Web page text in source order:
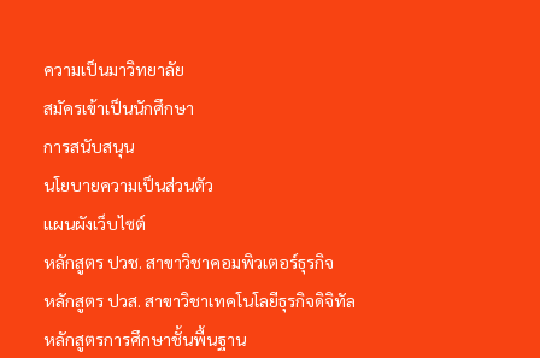
ความเป็นมาวิทยาลัย
สมัครเข้าเป็นนักศึกษา
การสนับสนุน
นโยบายความเป็นส่วนตัว
แผนผังเว็บไซต์
หลักสูตร ปวช. สาขาวิชาคอมพิวเตอร์ธุรกิจ
หลักสูตร ปวส. สาขาวิชาเทคโนโลยีธุรกิจดิจิทัล
หลักสูตรการศึกษาชั้นพื้นฐาน